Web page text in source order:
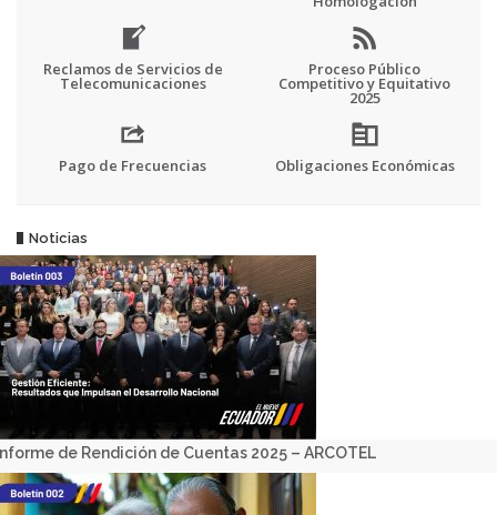
Reclamos de Servicios de
Telecomunicaciones
Proceso Público
Competitivo y Equitativo
2025
Pago de Frecuencias Obligaciones Económicas
Noticias
de Rendición de Cuentas 2025 – ARCOTEL